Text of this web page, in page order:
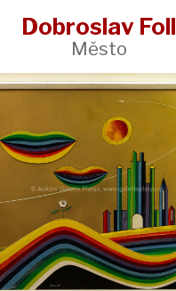
Dobroslav Foll
Město